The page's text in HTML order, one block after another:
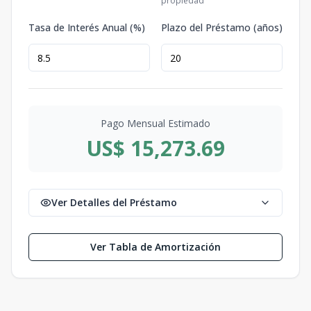
Tasa de Interés Anual (%) Plazo del Préstamo (años)
Pago Mensual Estimado
US$ 15,273.69
Ver Detalles del Préstamo
Ver Tabla de Amortización